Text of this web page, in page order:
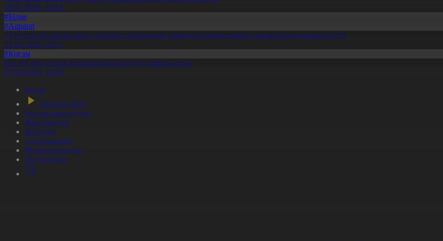
30.07.2026, 10:01
#Білім
#Aqparat
«Тәуелсіздік ұрпақтары» грантын тағайындау жөніндегі комиссияның қорытынды отырысы өтті
31.07.2026, 20:11
#Қоғам
Құс еті мен тауық жұмыртқасын өндіру қарқын алды
07.08.2026, 10:05
Басты
Тікелей эфир
Бағдарлама кестесі
Жаңалықтар
Жобалар
Телехикаялар
Мультсериалдар
Видеоархив